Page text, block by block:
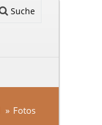
Suche
Fotos